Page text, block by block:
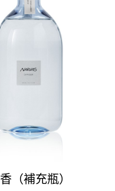
（補充瓶）